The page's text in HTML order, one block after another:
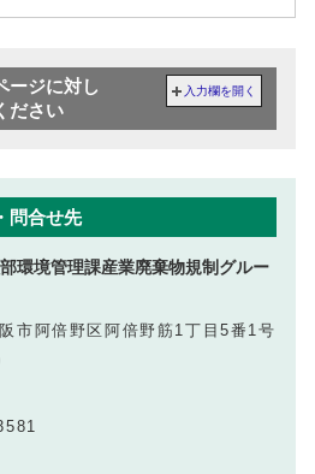
ージに対し
ださい
入力欄を開く
問合せ先
環境管理課産業廃棄物規制グルー
阿倍野区阿倍野筋1丁目5番1号